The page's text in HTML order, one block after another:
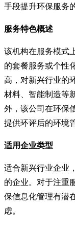
手段提升环保服务
服务特色概述
该机构在服务模式
的套餐服务或个性
高，对新兴行业的
材料、智能制造等
外，该公司在环保
提供环评后的环境
适用企业类型
适合新兴行业企业
的企业。对于注重
保信息化管理有潜
虑。